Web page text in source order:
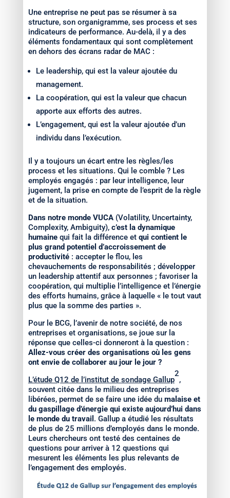
Une entreprise ne peut pas se résumer à sa
structure, son organigramme, ses process et ses
indicateurs de performance. Au-delà, il y a des
éléments fondamentaux qui sont complètement
en dehors des écrans radar de MAC :
Le leadership, qui est la valeur ajoutée du
management.
La coopération, qui est la valeur que chacun
apporte aux efforts des autres.
L’engagement, qui est la valeur ajoutée d’un
individu dans l’exécution.
Il y a toujours un écart entre les règles/les
process et les situations. Qui le comble ? Les
employés engagés : par leur intelligence, leur
jugement, la prise en compte de l’esprit de la règle
et de la situation.
Dans notre monde VUCA(Volatility, Uncertainty,
Complexity, Ambiguity), c’est la dynamique
humaine qui fait la différence et qui contient le
plus grand potentiel d’accroissement de
productivité: accepter le flou, les
chevauchements de responsabilités ; développer
un leadership attentif aux personnes ; favoriser la
coopération, qui multiplie l’intelligence et l’énergie
des efforts humains, grâce à laquelle « le tout vaut
plus que la somme des parties ».
Pour le BCG, l’avenir de notre société, de nos
entreprises et organisations, se joue sur la
réponse que celles-ci donneront à la question :
Allez-vous créer des organisations où les gens
ont envie de collaborer au jour le jour ?
L’étude Q12 de l’institut de sondage Gallup
2
,
souvent citée dans le milieu des entreprises
libérées, permet de se faire une idée du malaise et
du gaspillage d’énergie qui existe aujourd’hui dans
le monde du travail . Gallup a étudié les résultats
de plus de 25 millions d’employés dans le monde.
Leurs chercheurs ont testé des centaines de
questions pour arriver à 12 questions qui
mesurent les éléments les plus relevants de
l’engagement des employés.